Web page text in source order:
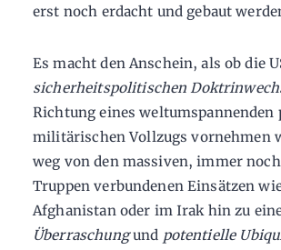
erst noch erdacht und gebaut
Es macht den Anschein, als ob die
sicherheitspolitischen
Richtung eines weltumspannenden
militärischen Vollzugs vornehmen
weg von den massiven, immer
Truppen verbundenen Einsätzen
Afghanistan oder im Irak hin zu
Überraschungund potentielle